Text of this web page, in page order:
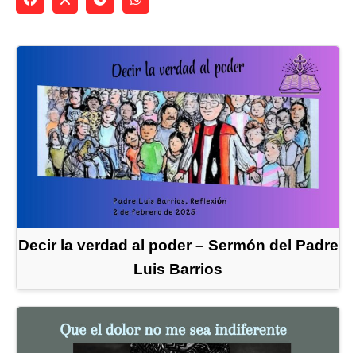
Decir la verdad al poder – Sermón del Padre
Luis Barrios